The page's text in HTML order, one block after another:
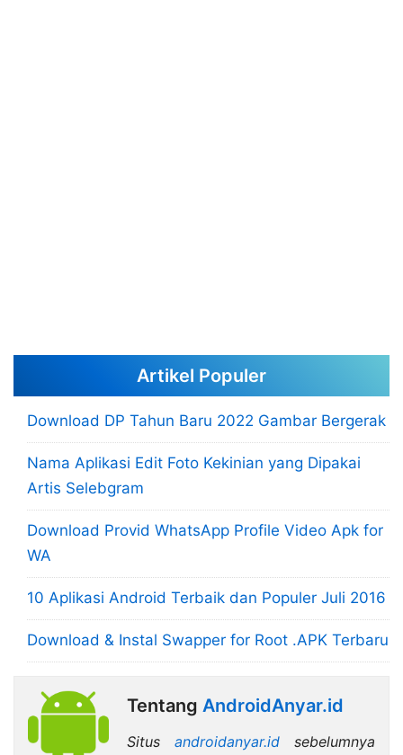
Artikel Populer
Download DP Tahun Baru 2022 Gambar Bergerak
Nama Aplikasi Edit Foto Kekinian yang Dipakai
Artis Selebgram
Download Provid WhatsApp Profile Video Apk for
WA
10 Aplikasi Android Terbaik dan Populer Juli 2016
Download & Instal Swapper for Root .APK Terbaru
Tentang AndroidAnyar.id
Situs androidanyar.id sebelumnya